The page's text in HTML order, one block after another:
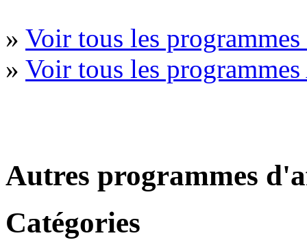
» Voir tous les
» Voir tous les
Autres programmes
Catégories